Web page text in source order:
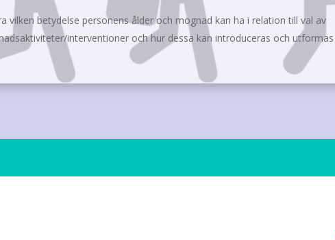
vilken betydelse personens ålder och mognad kan ha i relation till val av
interventioner och hur dessa kan introduceras och